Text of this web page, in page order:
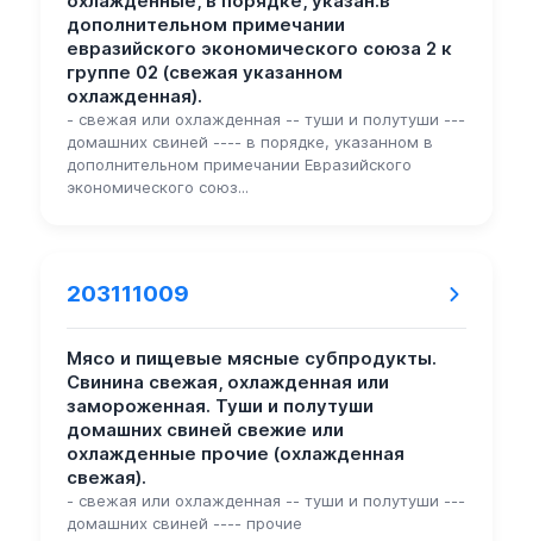
дополнительном примечании
евразийского экономического союза 2 к
группе 02 (свежая указанном
охлажденная).
- свежая или охлажденная -- туши и полутуши ---
домашних свиней ---- в порядке, указанном в
дополнительном примечании Евразийского
экономического союз...
203111009
Мясо и пищевые мясные субпродукты.
Свинина свежая, охлажденная или
замороженная. Туши и полутуши
домашних свиней свежие или
охлажденные прочие (охлажденная
свежая).
- свежая или охлажденная -- туши и полутуши ---
домашних свиней ---- прочие